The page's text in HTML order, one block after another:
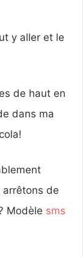
y aller et le
de haut en
dans ma
de
Modèle sms